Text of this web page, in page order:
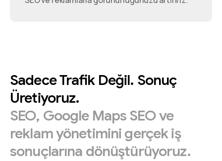
SadeceTrafik Değil. Sonuç
Üretiyoruz.
SEO, Google MapsSEOve
reklamyönetiminigerçekiş
sonuçlarına dönüştürüyoruz.